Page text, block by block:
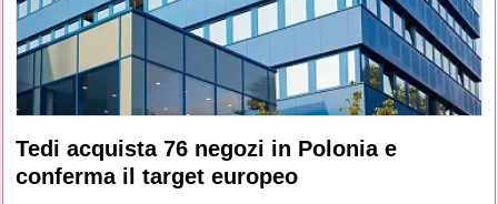
Tedi acquista 76 negozi in Polonia e
conferma il target europeo